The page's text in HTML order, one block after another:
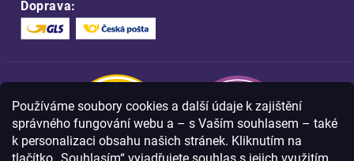
Používáme soubory cookies a další údaje k zajištění
správného fungování webu a – s Vaším souhlasem – také
k personalizaci obsahu našich stránek. Kliknutím na
Doprava: